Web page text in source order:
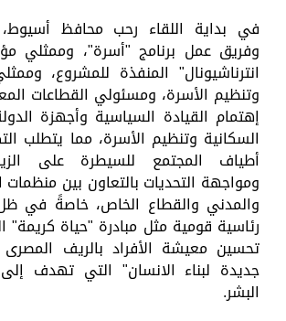
في بداية اللقاء رحب محافظ
وفريق عمل برنامج "أسرة"، وممثلي
انترناشيونال" المنفذة للمشروع،
وتنظيم الأسرة، ومسئولي القطاعات
إهتمام القيادة السياسية وأجهزة
السكانية وتنظيم الأسرة، مما يتطلب
أطياف المجتمع للسيطرة على
ومواجهة التحديات بالتعاون بين منظمات
والمدني والقطاع الخاص، خاصةً في ظل
رئاسية قومية مثل مبادرة "حياة
تحسين معيشة الأفراد بالريف المصرى
جديدة لبناء الانسان" التي تهدف
البشر.